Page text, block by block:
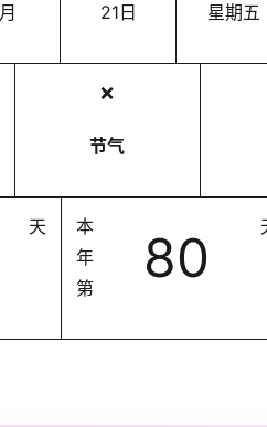
21日 星期五
❌
节气
天
本
年
第
80